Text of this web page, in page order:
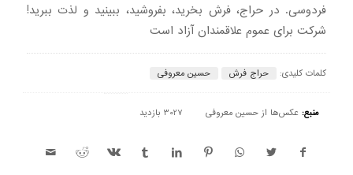
فردوسی. در حراج، فرش بخرید، بفروشید، ببینید و لذت ببرید!
شرکت برای عموم علاقمندان آزاد است
کلمات کلیدی: حراج فرش حسین معروفی
منبع: عکس‌ها از حسین معروفی 3027 بازدید